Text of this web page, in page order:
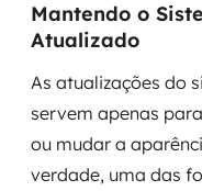
Mantendo o
Atualizado
As atualizações do
servem apenas
ou mudar a
verdade, uma das